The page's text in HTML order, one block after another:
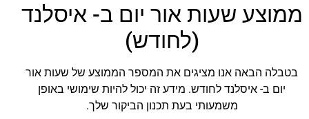
ממוצע שעות אור יום ב- איסלנד
(לחודש)
בטבלה הבאה אנו מציגים את המספר הממוצע של שעות אור
יום ב- איסלנד לחודש. מידע זה יכול להיות שימושי באופן
משמעותי בעת תכנון הביקור שלך.